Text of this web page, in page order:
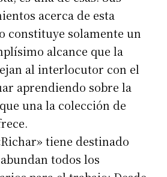
acerca de esta
constituye solamente un
alcance que la
al interlocutor con el
aprendiendo sobre la
una la colección de
tiene destinado
todos los